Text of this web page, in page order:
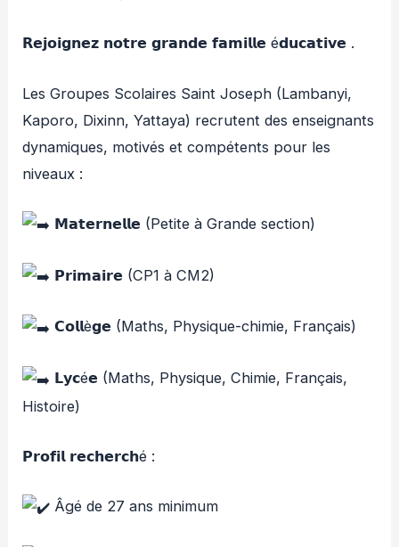
𝗥𝗲𝗷𝗼𝗶𝗴𝗻𝗲𝘇 𝗻𝗼𝘁𝗿𝗲 𝗴𝗿𝗮𝗻𝗱𝗲 𝗳𝗮𝗺𝗶𝗹𝗹𝗲 é𝗱𝘂𝗰𝗮𝘁𝗶𝘃𝗲 .
Les Groupes Scolaires Saint Joseph (Lambanyi,
Kaporo, Dixinn, Yattaya) recrutent des enseignants
dynamiques, motivés et compétents pour les
niveaux :
𝗠𝗮𝘁𝗲𝗿𝗻𝗲𝗹𝗹𝗲 (Petite à Grande section)
𝗣𝗿𝗶𝗺𝗮𝗶𝗿𝗲 (CP1 à CM2)
𝗖𝗼𝗹𝗹è𝗴𝗲 (Maths, Physique-chimie, Français)
𝗟𝘆𝗰é𝗲 (Maths, Physique, Chimie, Français,
Histoire)
𝗣𝗿𝗼𝗳𝗶𝗹 𝗿𝗲𝗰𝗵𝗲𝗿𝗰𝗵é :
Âgé de 27 ans minimum